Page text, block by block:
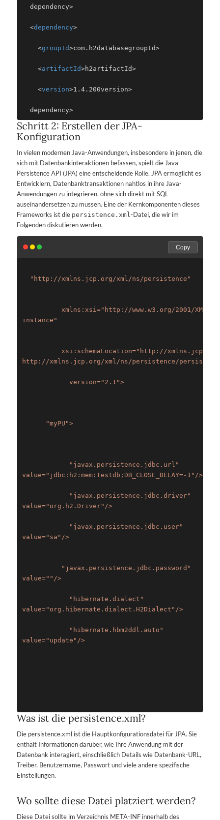
dependency>
  <
dependency>
    <
groupId>com.h2databasegroupId>
    <
artifactId>h2artifactId>
    <
version>1.4.200version>
dependency>
Schritt 2: Erstellen der JPA-
Konfiguration
In vielen modernen Java-Anwendungen, insbesondere in jenen, die
sich mit Datenbankinteraktionen befassen, spielt die Java
Persistence API (JPA) eine entscheidende Rolle. JPA ermöglicht es
Entwicklern, Datenbanktransaktionen nahtlos in ihre Java-
Anwendungen zu integrieren, ohne sich direkt mit SQL
auseinandersetzen zu müssen. Eine der Kernkomponenten dieses
Frameworks ist die persistence.xml -Datei, die wir im
Folgenden diskutieren werden.
Copy
"http://xmlns.jcp.org/xml/ns/persistence"
xmlns:xsi="http://www.w3.org/2001/
instance"
xsi:schemaLocation="http://
http://xmlns.jcp.org/xml/ns/persistence/
            version=
"2.1">
"myPU">
"javax.persistence.jdbc.url"
value="jdbc:h2:mem:testdb;DB_CLOSE_DELAY=-1" />
"javax.persistence.jdbc.driver"
value="org.h2.Driver" />
"javax.persistence.jdbc.user"
value="sa" />
"javax.persistence.jdbc.password"
value="" />
"hibernate.dialect"
value="org.hibernate.dialect.H2Dialect" />
"hibernate.hbm2ddl.auto"
value="update" />
Was ist die persistence.xml?
Die persistence.xml ist die Hauptkonfigurationsdatei für JPA. Sie
enthält Informationen darüber, wie Ihre Anwendung mit der
Datenbank interagiert, einschließlich Details wie Datenbank-URL,
Treiber, Benutzername, Passwort und viele andere spezifische
Einstellungen.
Wo sollte diese Datei platziert werden?
Diese Datei sollte im Verzeichnis META-INF innerhalb des